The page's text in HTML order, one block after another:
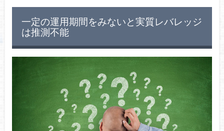
一定の運用期間をみないと実質レバレッジ
は推測不能